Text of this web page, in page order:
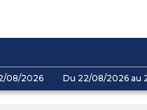
08/2026 Du 22/08/2026 au